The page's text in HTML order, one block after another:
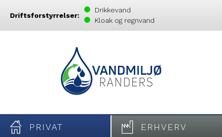
Driftsforstyrrelser:
Drikkevand
Kloak og regnvand
PRIVAT ERHVERV